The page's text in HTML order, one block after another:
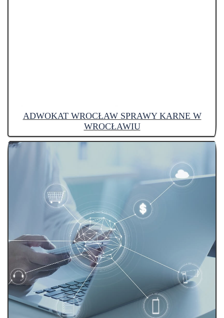
ADWOKAT WROCŁAW SPRAWY KARNE W
WROCŁAWIU